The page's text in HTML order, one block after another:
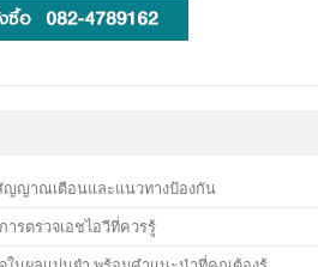
ญญาณเตือนและแนวทางป้องกัน
รตรวจเอชไอวีที่ควรรู้